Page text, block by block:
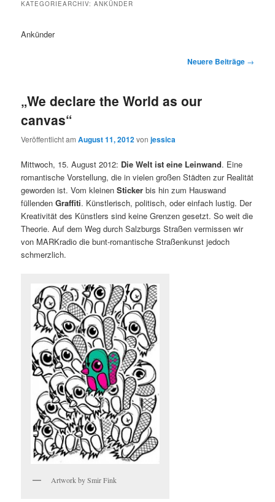
KATEGORIEARCHIV:ANKÜNDER
Ankünder
Neuere Beiträge →
„We declare the World as our
canvas“
Veröffentlicht amAugust 11, 2012vonjessica
Mittwoch, 15. August 2012: Die Welt ist eine Leinwand. Eine
romantische Vorstellung, die in vielen großen Städten zur Realität
geworden ist. Vom kleinenSticker bis hin zum Hauswand
füllenden Graffiti. Künstlerisch, politisch, oder einfach lustig. Der
Kreativität des Künstlers sind keine Grenzen gesetzt. So weit die
Theorie. Auf dem Weg durch Salzburgs Straßen vermissen wir
von MARKradio die bunt-romantische Straßenkunst jedoch
schmerzlich.
Artwork by Smir Fink